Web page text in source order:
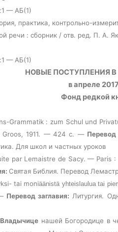
— АБ(1)
практика, контрольно-
речи : сборник / отв. ред. П. А.
— АБ(1)
НОВЫЕ ПОСТУПЛЕНИЯ
в апреле
Фонд редкой
Grammatik : zum Schul und
1911. — 424с. — Перевод
Для школ и частных уроков
par Lemaistre de Sacy. — Paris
: Святая Библия. Перевод
tai moniäänistä yhteislaulua tai
Перевод заглавия: Литургия.
нашей Богородице в